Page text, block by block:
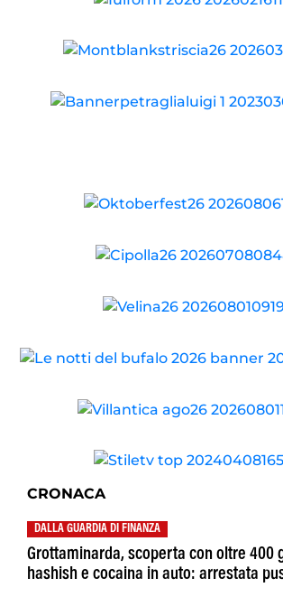
CRONACA
DALLA GUARDIA DI FINANZA
Grottaminarda, scoperta con oltre 400
hashish e cocaina in auto: arrestata